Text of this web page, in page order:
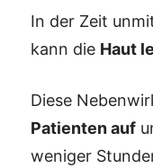
In der Zeit
kann die Haut
Diese
Patienten auf
weniger